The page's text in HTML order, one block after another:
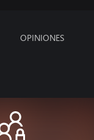
OPINIONES